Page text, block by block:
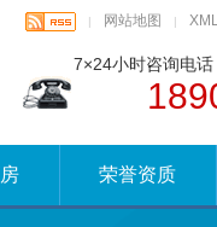
| 网站地图 |
7×24小时咨询电话
荣誉资质